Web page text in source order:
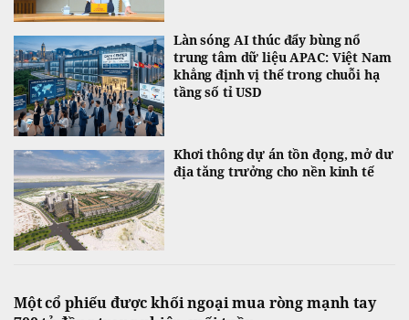
Làn sóng AI thúc đẩy bùng nổ
trung tâm dữ liệu APAC: Việt Nam
khẳng định vị thế trong chuỗi hạ
tầng số tỉ USD
Khơi thông dự án tồn đọng, mở dư
địa tăng trưởng cho nền kinh tế
Một cổ phiếu được khối ngoại mua ròng mạnh tay